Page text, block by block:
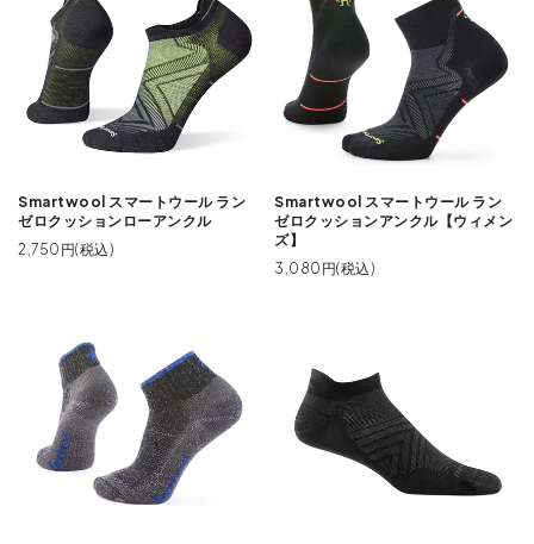
Smartwool スマートウール ラン
ゼロクッションローアンクル
2,750円(税込)
Smartwool スマートウール ラン
ゼロクッションアンクル【ウィメン
ズ】
3,080円(税込)